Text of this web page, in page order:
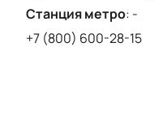
Станция метро: -
+7 (800) 600-28-15